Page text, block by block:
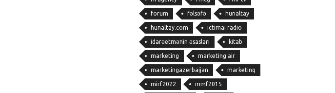
forum fəlsəfə hunaltay
hunaltay.com ictimai radio
idarəetmənin əsasları kitab
marketing marketing air
marketingazerbaijan marketinq
mirf2022 mmf2015